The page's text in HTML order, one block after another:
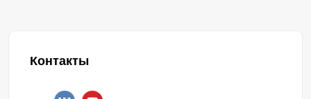
Контакты